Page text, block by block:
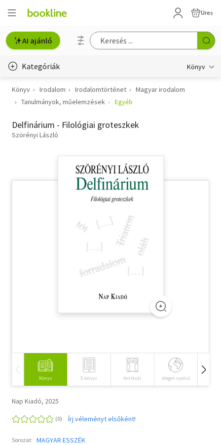
Üres
AI ajánló
Kategóriák Könyv
Életmód, egészség
Gyermek- és ifjúsági
Hobbi, szabadidő
Könyv Irodalom Irodalomtörténet
Magyar irodalom
Tanulmányok, műelemzések
Egyéb
Delfinárium - Filológiai groteszkek
Szörényi László
Könyv E-könyv Antikvár Idegen nyelvű
Nap Kiadó, 2025
Írj véleményt elsőként!
Sorozat: MAGYAR ESSZÉK